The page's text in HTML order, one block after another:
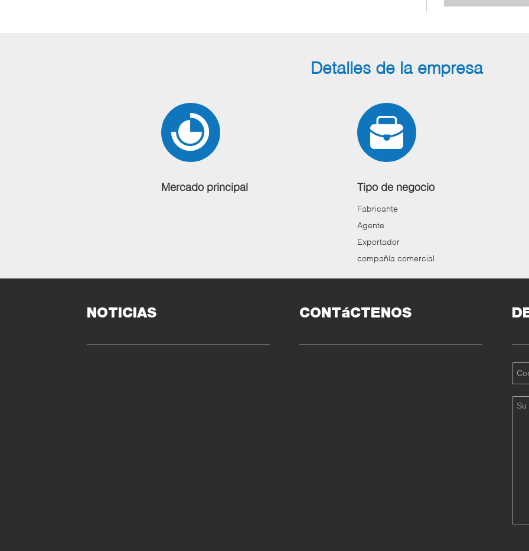
Detalles de la empresa
Mercado principal Tipo de negocio
Fabricante
Agente
Exportador
compañía comercial
NOTICIAS CONTáCTENOS